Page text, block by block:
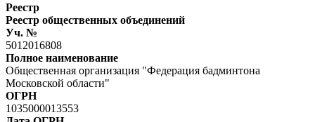
Реестр
Реестр общественных объединений
Уч. №
5012016808
Полное наименование
Общественная организация "Федерация бадминтона
Московской области"
ОГРН
1035000013553